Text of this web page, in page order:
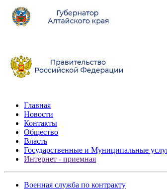
Главная
Новости
Контакты
Общество
Власть
Государственные и Муниципальные
Интернет - приемная
Военная служба по контракту